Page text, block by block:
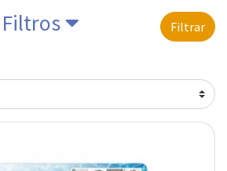
Filtros Filtrar